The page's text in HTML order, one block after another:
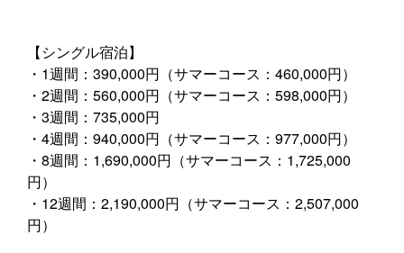
【シングル宿泊】
・1週間：390,000円（サマーコース：460,000円）
・2週間：560,000円（サマーコース：598,000円）
・3週間：735,000円
・4週間：940,000円（サマーコース：977,000円）
・8週間：1,690,000円（サマーコース：1,725,000
円）
・12週間：2,190,000円（サマーコース：2,507,000
円）